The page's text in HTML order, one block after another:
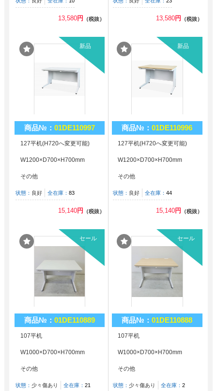
13,580円 （税抜） 13,580円 （税抜）
商品№：01DE110997
新品
127平机(H720へ変更可能)
W1200×D700×H700mm
その他
状態： 良好 全在庫：83
15,140円 （税抜）
商品№：01DE110996
新品
127平机(H720へ変更可能)
W1200×D700×H700mm
その他
状態： 良好 全在庫： 44
15,140円 （税抜）
商品№：01DE110889
セール
107平机
W1000×D700×H700mm
その他
状態： 少々傷あり 全在庫：21
商品№：01DE110888
セール
107平机
W1000×D700×H700mm
その他
状態： 少々傷あり 全在庫： 2